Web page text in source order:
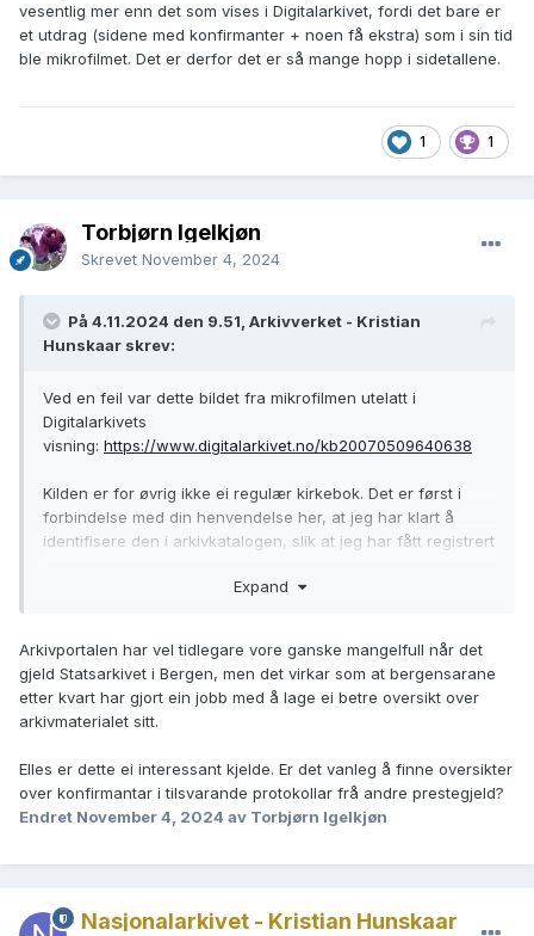
vesentlig mer enn det som vises i Digitalarkivet, fordi det bare er
et utdrag (sidene med konfirmanter + noen få ekstra) som i sin tid
ble mikrofilmet. Det er derfor det er så mange hopp i sidetallene.
1 1
Torbjørn Igelkjøn
Skrevet November 4, 2024
På 4.11.2024 den 9.51, Arkivverket - Kristian
Hunskaar skrev:
Ved en feil var dette bildet fra mikrofilmen utelatt i
Digitalarkivets
visning: https://www.digitalarkivet.no/kb20070509640638
Kilden er for øvrig ikke ei regulær kirkebok. Det er først i
forbindelse med din henvendelse her, at jeg har klart å
identifisere den i arkivkatalogen, slik at jeg har fått registrert
"Kopibok og kallsbok med fortegn. over konfirmerte",
vesentlig mer enn det som vises i Digitalarkivet, fordi det
bare er et utdrag (sidene med konfirmanter + noen få
ekstra) som i sin tid ble mikrofilmet. Det er derfor det er så
mange hopp i sidetallene.
Expand
Arkivportalen har vel tidlegare vore ganske mangelfull når det
gjeld Statsarkivet i Bergen, men det virkar som at bergensarane
etter kvart har gjort ein jobb med å lage ei betre oversikt over
arkivmaterialet sitt.
Elles er dette ei interessant kjelde. Er det vanleg å finne oversikter
over konfirmantar i tilsvarande protokollar frå andre prestegjeld?
Endret November 4, 2024 av Torbjørn Igelkjøn
Nasjonalarkivet - Kristian Hunskaar